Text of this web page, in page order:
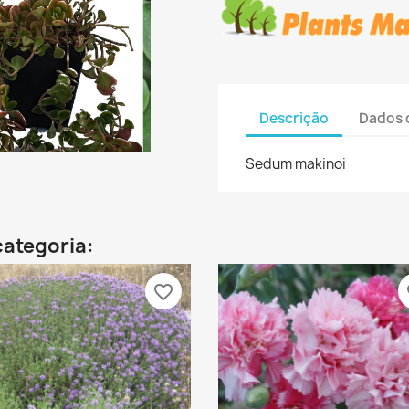
Descrição Dados
Sedum makinoi
favorite_border